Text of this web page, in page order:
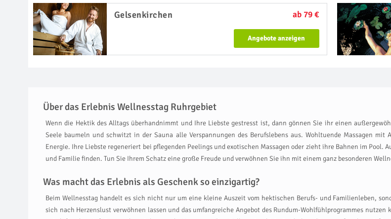
Gelsenkirchen ab 79 €
Angebote anzeigen
Über das Erlebnis Wellnesstag Ruhrgebiet
Wenn die Hektik des Alltags überhandnimmt und Ihre Liebste gestresst ist, dann gönnen Sie ihr einen
Seele baumeln und schwitzt in der Sauna alle Verspannungen des Berufslebens aus. Wohltuende Massagen
Energie. Ihre Liebste regeneriert bei pflegenden Peelings und exotischen Massagen oder zieht ihre Bahnen im
und Familie finden. Tun Sie Ihrem Schatz eine große Freude und verwöhnen Sie ihn mit einem ganz besonderen
Was macht das Erlebnis als Geschenk so einzigartig?
Beim Wellnesstag handelt es sich nicht nur um eine kleine Auszeit vom hektischen Berufs- und Familienleben,
sich nach Herzenslust verwöhnen lassen und das umfangreiche Angebot des Rundum-Wohlfühlprogrammes